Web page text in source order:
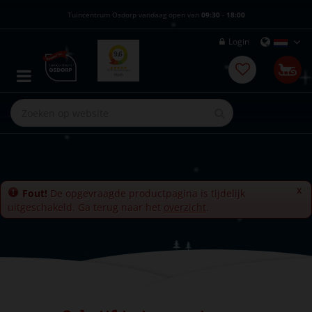
Tuincentrum Osdorp vandaag open van 09:30 - 18:00
Login
x
Fout! De opgevraagde productpagina is tijdelijk
uitgeschakeld. Ga terug naar het overzicht